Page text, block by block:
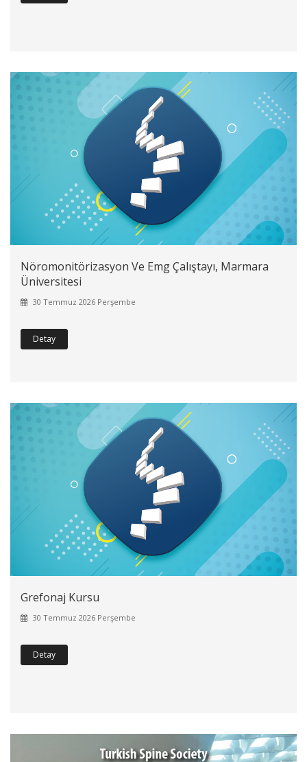
Nöromonitörizasyon Ve Emg Çalıştayı, Marmara
Üniversitesi
30 Temmuz 2026 Perşembe
Detay
Grefonaj Kursu
30 Temmuz 2026 Perşembe
Detay